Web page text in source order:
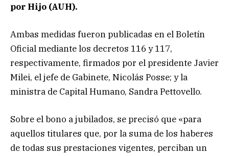
por Hijo (AUH).
Ambas medidas fueron publicadas en el Boletín
Oficial mediante los decretos 116 y 117,
respectivamente, firmados por el presidente Javier
Milei, el jefe de Gabinete, Nicolás Posse; y la
ministra de Capital Humano, Sandra Pettovello.
Sobre el bono a jubilados, se precisó que «para
aquellos titulares que, por la suma de los haberes
de todas sus prestaciones vigentes, perciban un